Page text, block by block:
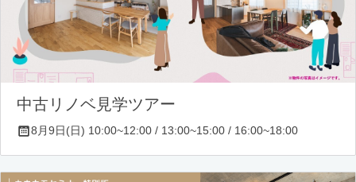
中古リノベ見学ツアー
8月9日(日) 10:00~12:00 / 13:00~15:00 / 16:00~18:00